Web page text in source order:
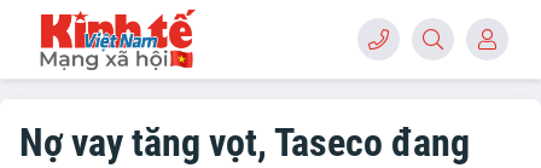
Nợ vay tăng vọt, Taseco đang